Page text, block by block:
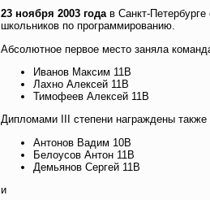
23 ноября 2003 годав Санкт-
школьников по программированию.
Абсолютное первое место заняла
Иванов Максим 11В
Лахно Алексей 11В
Тимофеев Алексей 11В
Дипломами III степени награждены
Антонов Вадим 10В
Белоусов Антон 11В
Демьянов Сергей 11В
и